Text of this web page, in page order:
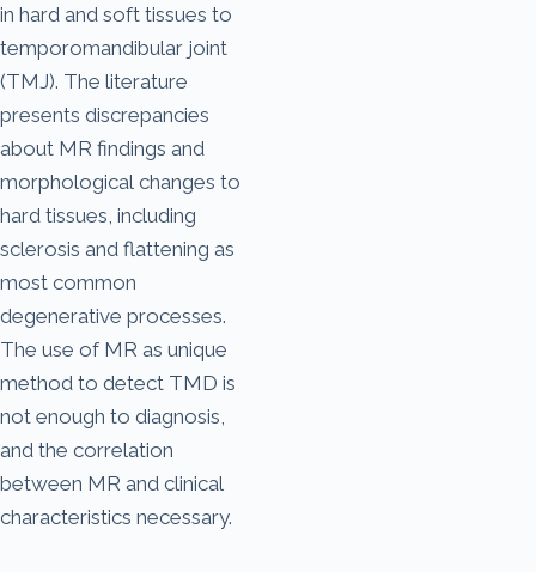
in hard and soft tissues to
temporomandibular joint
(TMJ). The literature
presents discrepancies
about MR findings and
morphological changes to
hard tissues, including
sclerosis and flattening as
most common
degenerative processes.
The use of MR as unique
method to detect TMD is
not enough to diagnosis,
and the correlation
between MR and clinical
characteristics necessary.